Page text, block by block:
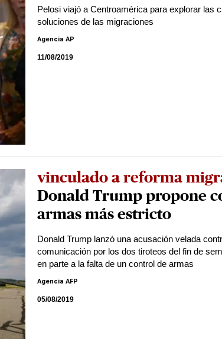
Pelosi viajó a Centroamérica para explorar las
soluciones de las migraciones
Agencia AP
11/08/2019
vinculado a reforma
Donald Trump propone
armas más estricto
Donald Trump lanzó una acusación velada
comunicación por los dos tiroteos del fin de
en parte a la falta de un control de armas
Agencia AFP
05/08/2019